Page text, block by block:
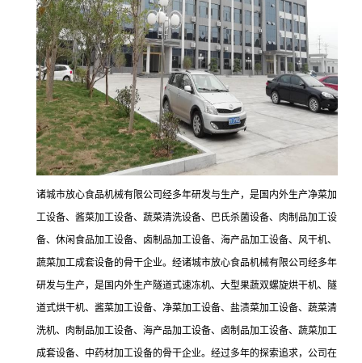
诸城市放心食品机械有限公司经多年研发与生产，是国内外生产净菜加
工设备、酱菜加工设备、蔬菜清洗设备、巴氏杀菌设备、肉制品加工设
备、休闲食品加工设备、卤制品加工设备、海产品加工设备、风干机、
蔬菜加工成套设备的骨干企业。经诸城市放心食品机械有限公司经多年
研发与生产，是国内外生产隧道式速冻机、大型果蔬双螺旋烘干机、隧
道式烘干机、酱菜加工设备、净菜加工设备、盐渍菜加工设备、蔬菜清
洗机、肉制品加工设备、海产品加工设备、卤制品加工设备、蔬菜加工
成套设备、中药材加工设备的骨干企业。经过多年的探索追求，公司在